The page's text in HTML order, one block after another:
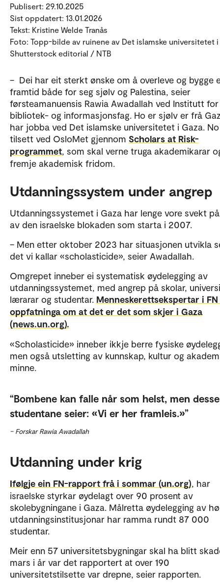
Publisert: 29.10.2025
Sist oppdatert: 13.01.2026
Tekst: Kristine Welde Tranås
Foto: Topp-bilde av ruinene av Det islamske universitetet i
Shutterstock editorial / NTB
– Dei har eit sterkt ønske om å overleve og bygge
framtid både for seg sjølv og Palestina, seier
førsteamanuensis Rawia Awadallah ved Institutt
bibliotek- og informasjonsfag. Ho er sjølv er frå
har jobba ved Det islamske universitetet i Gaza.
tilsett ved OsloMet gjennom Scholars at Risk-
programmet , som skal verne truga akademikarar
fremje akademisk fridom.
Utdanningssystem under angrep
Utdanningssystemet i Gaza har lenge vore svekt
av den israelske blokaden som starta i 2007.
– Men etter oktober 2023 har situasjonen utvikla
det vi kallar «scholasticide», seier Awadallah.
Omgrepet inneber ei systematisk øydelegging av
utdanningssystemet, med angrep på skolar,
lærarar og studentar. Menneskerettsekspertar i
oppfatninga om at det er det som skjer i Gaza
(news.un.org).
«Scholasticide» inneber ikkje berre fysiske
men også utsletting av kunnskap, kultur og
minne.
Bombene kan falle når som helst, men desse
studentane seier: «Vi er her framleis.»
– Forskar Rawia Awadallah
Utdanning under krig
Ifølgje ein FN-rapport frå i sommar (un.org) , har
israelske styrkar øydelagt over 90 prosent av
skolebygningane i Gaza. Målretta øydelegging av
utdanningsinstitusjonar har ramma rundt 87 000
studentar.
Meir enn 57 universitetsbygningar skal ha blitt
mars i år var det rapportert at over 190
universitetstilsette var drepne, seier rapporten.